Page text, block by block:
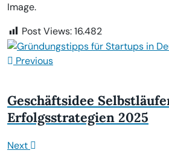
Image.
Post Views:16.482
Previous
Geschäftsidee
Erfolgsstrategien 2025
Next